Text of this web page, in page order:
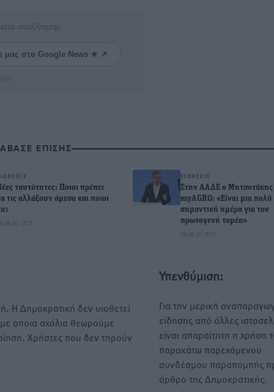
αναζήτησης
μας στο Google News ★ ↗
ΕΠΙΣΗΣ
ταυτότητες: Ποιοι πρέπει
τις αλλάξουν άμεσα και ποιοι
· 13:25
ΕΙΔΉΣΕΙΣ
Στην ΑΑΔΕ ο Μητσοτάκης
myAGRO: «Είναι μια πολύ
σημαντική ημέρα για τον
πρωτογενή τομέα»
06.08.26 · 11:37
Η Δημοκρατική δεν υιοθετεί
όποια σχόλια θεωρούμε
Χρήστες που δεν τηρούν
Υπενθύμιση:
Για την μερική
είδησης από άλλες
είναι απαραίτητη η χρήση
παρακάτω παρεχόμενου
συνδέσμου παραπομπής
άρθρο της Δημοκρατικής.